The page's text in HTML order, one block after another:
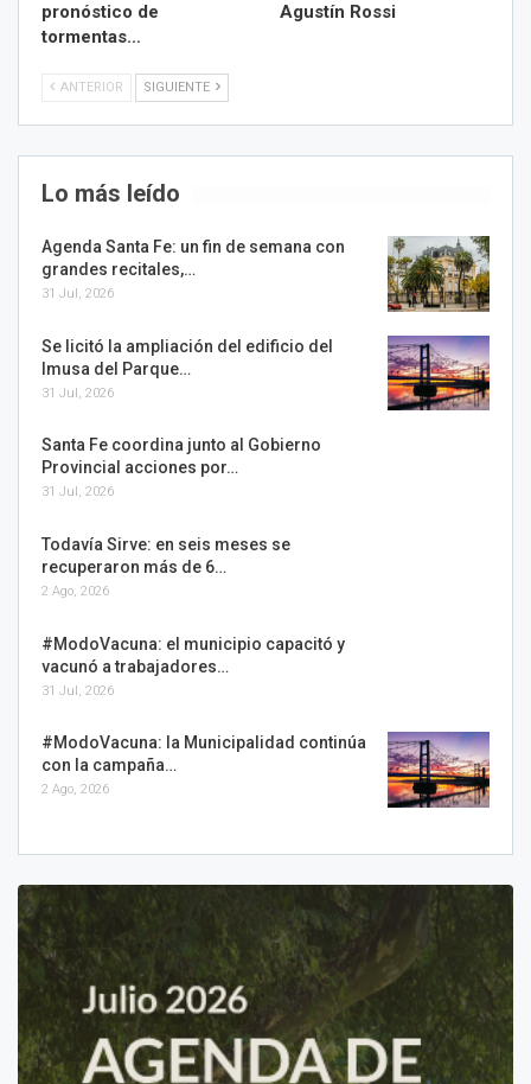
pronóstico de
tormentas…
Agustín Rossi
ANTERIOR SIGUIENTE
Lo más leído
Agenda Santa Fe: un fin de semana con
grandes recitales,…
31 Jul, 2026
Se licitó la ampliación del edificio del
Imusa del Parque…
31 Jul, 2026
Santa Fe coordina junto al Gobierno
Provincial acciones por…
31 Jul, 2026
Todavía Sirve: en seis meses se
recuperaron más de 6…
2 Ago, 2026
#ModoVacuna: el municipio capacitó y
vacunó a trabajadores…
31 Jul, 2026
#ModoVacuna: la Municipalidad continúa
con la campaña…
2 Ago, 2026